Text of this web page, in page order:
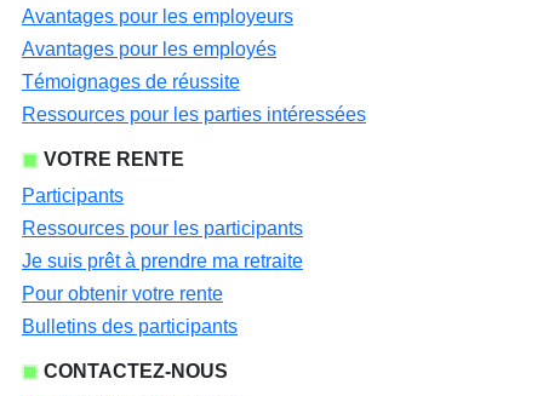
Avantages pour les employeurs
Avantages pour les employés
Témoignages de réussite
Ressources pour les parties intéressées
VOTRE RENTE
Participants
Ressources pour les participants
Je suis prêt à prendre ma retraite
Pour obtenir votre rente
Bulletins des participants
CONTACTEZ-NOUS